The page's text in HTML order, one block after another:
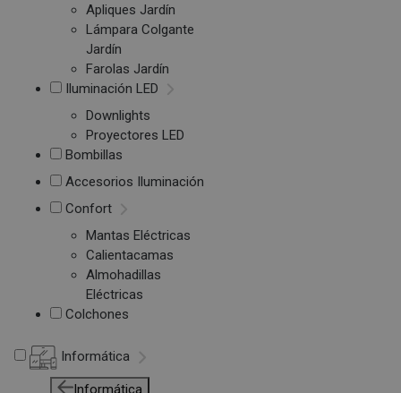
Apliques Jardín
Lámpara Colgante
Jardín
Farolas Jardín
Iluminación LED
Downlights
Proyectores LED
Bombillas
Accesorios Iluminación
Confort
Mantas Eléctricas
Calientacamas
Almohadillas
Eléctricas
Colchones
Informática
Informática